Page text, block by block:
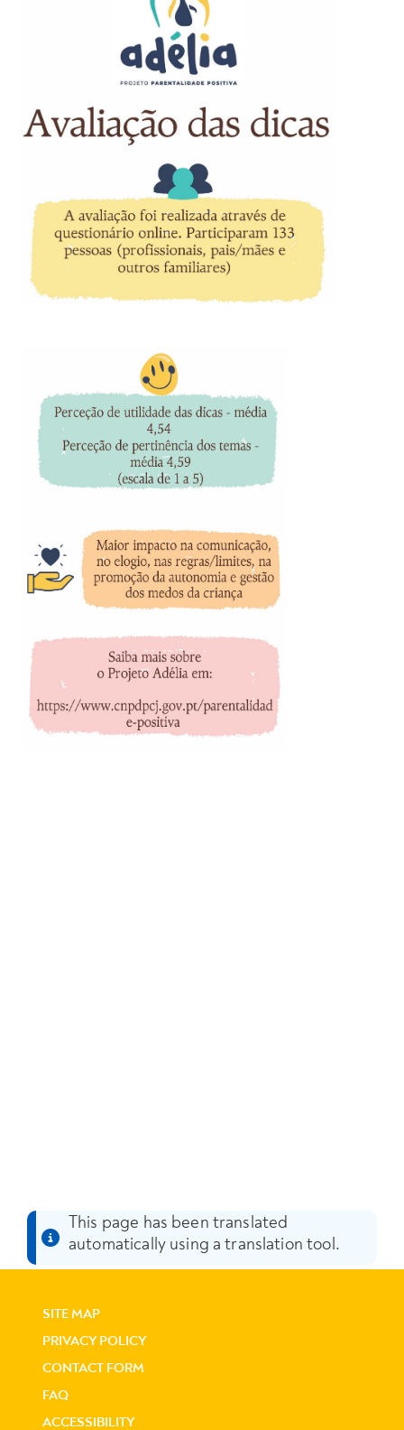
This page has been translated
automatically using a translation tool.
SITE MAP
PRIVACY POLICY
CONTACT FORM
FAQ
ACCESSIBILITY